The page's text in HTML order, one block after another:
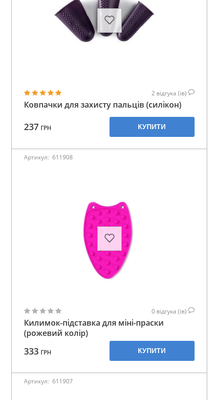
2 відгука (ів)
Ковпачки для захисту пальців (силікон)
237 ГРН КУПИТИ
Артикул: 611908
0 відгука (ів)
Килимок-підставка для міні-праски
(рожевий колір)
333 ГРН КУПИТИ
Артикул: 611907